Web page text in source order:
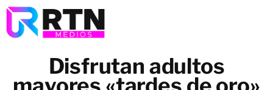
Disfrutan adultos